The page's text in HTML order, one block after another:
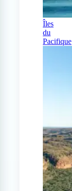
Îles
du
Pacifique